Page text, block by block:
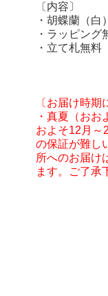
〔内容〕
・胡蝶蘭（白
・ラッピング
・立て札無料
〔お届け時期
・真夏（おお
およそ12月～
の保証が難し
所へのお届け
ます。ご了承